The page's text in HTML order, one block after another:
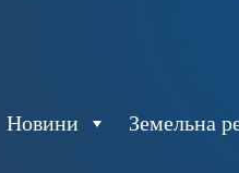
Новини Земельна